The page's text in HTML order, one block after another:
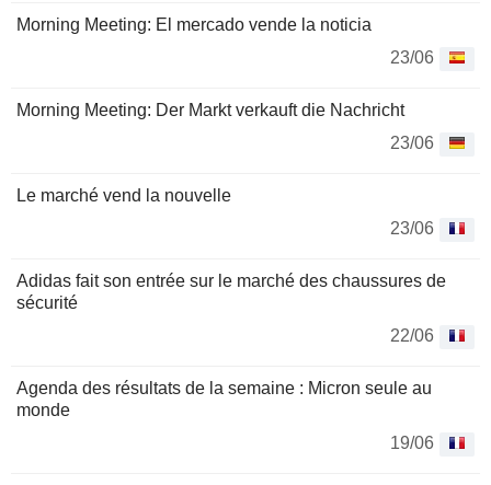
Morning Meeting: El mercado vende la noticia
23/06
Morning Meeting: Der Markt verkauft die Nachricht
23/06
Le marché vend la nouvelle
23/06
Adidas fait son entrée sur le marché des chaussures de
sécurité
22/06
Agenda des résultats de la semaine : Micron seule au
monde
19/06